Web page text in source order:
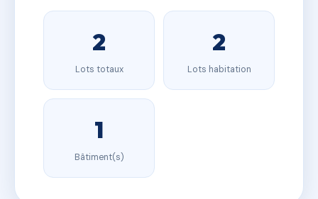
2
Lots totaux
2
Lots habitation
1
Bâtiment(s)